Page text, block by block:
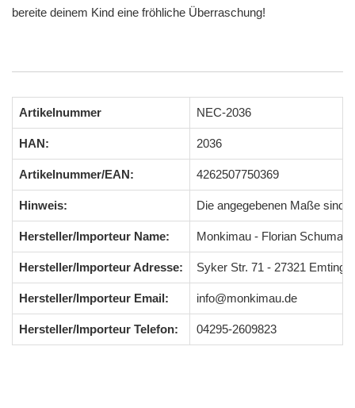
bereite deinem Kind eine fröhliche Überraschung!
Artikelnummer NEC-2036
HAN: 2036
Artikelnummer/EAN: 4262507750369
Hinweis: Die angegebenen Maße sind
Hersteller/Importeur Name: Monkimau - Florian
Hersteller/Importeur Adresse: Syker Str. 71 - 27321
Hersteller/Importeur Email: info@monkimau.de
Hersteller/Importeur Telefon: 04295-2609823